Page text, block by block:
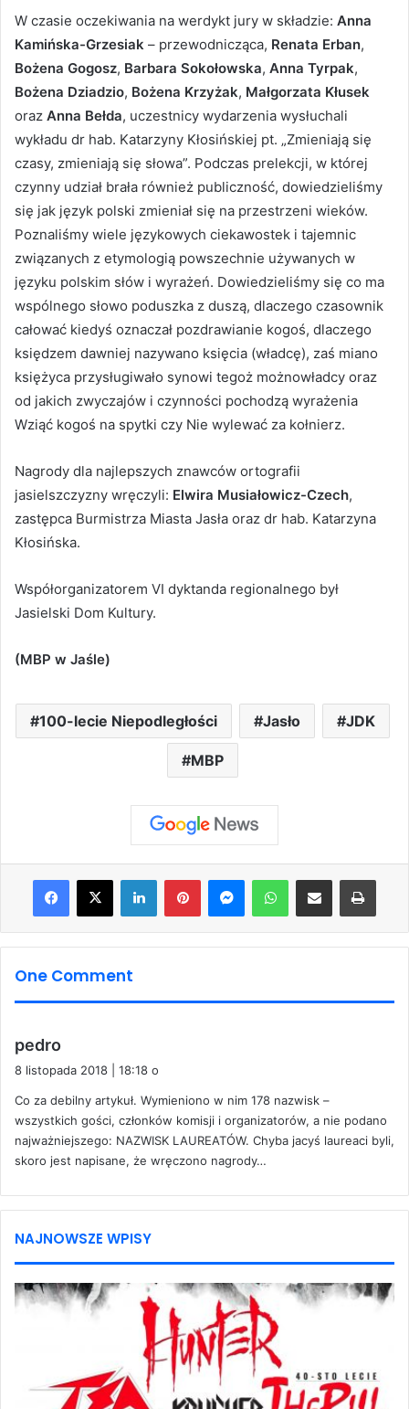
W czasie oczekiwania na werdykt jury w składzie: Anna
Kamińska-Grzesiak – przewodnicząca, Renata Erban,
Bożena Gogosz, Barbara Sokołowska, Anna Tyrpak,
Bożena Dziadzio, Bożena Krzyżak, Małgorzata Kłusek
oraz Anna Bełda, uczestnicy wydarzenia wysłuchali
wykładu dr hab. Katarzyny Kłosińskiej pt. „Zmieniają się
czasy, zmieniają się słowa”. Podczas prelekcji, w której
czynny udział brała również publiczność, dowiedzieliśmy
się jak język polski zmieniał się na przestrzeni wieków.
Poznaliśmy wiele językowych ciekawostek i tajemnic
związanych z etymologią powszechnie używanych w
języku polskim słów i wyrażeń. Dowiedzieliśmy się co ma
wspólnego słowo poduszka z duszą, dlaczego czasownik
całować kiedyś oznaczał pozdrawianie kogoś, dlaczego
księdzem dawniej nazywano księcia (władcę), zaś miano
księżyca przysługiwało synowi tegoż możnowładcy oraz
od jakich zwyczajów i czynności pochodzą wyrażenia
Wziąć kogoś na spytki czy Nie wylewać za kołnierz.
Nagrody dla najlepszych znawców ortografii
jasielszczyzny wręczyli: Elwira Musiałowicz-Czech,
zastępca Burmistrza Miasta Jasła oraz dr hab. Katarzyna
Kłosińska.
Współorganizatorem VI dyktanda regionalnego był
Jasielski Dom Kultury.
(MBP w Jaśle)
100-lecie Niepodległości Jasło JDK
MBP
Facebook
X LinkedInPinterestMessengerWhatsAppShare via Email Print
One Comment
pedro
z
e
:
8 listopada 2018 | 18:18 o
Co za debilny artykuł. Wymieniono w nim 178 nazwisk –
wszystkich gości, członków komisji i organizatorów, a nie podano
najważniejszego: NAZWISK LAUREATÓW. Chyba jacyś laureaci byli,
skoro jest napisane, że wręczono nagrody…
NAJNOWSZE WPISY